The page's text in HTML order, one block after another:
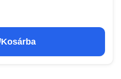
Kosárba